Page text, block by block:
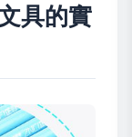
具的實